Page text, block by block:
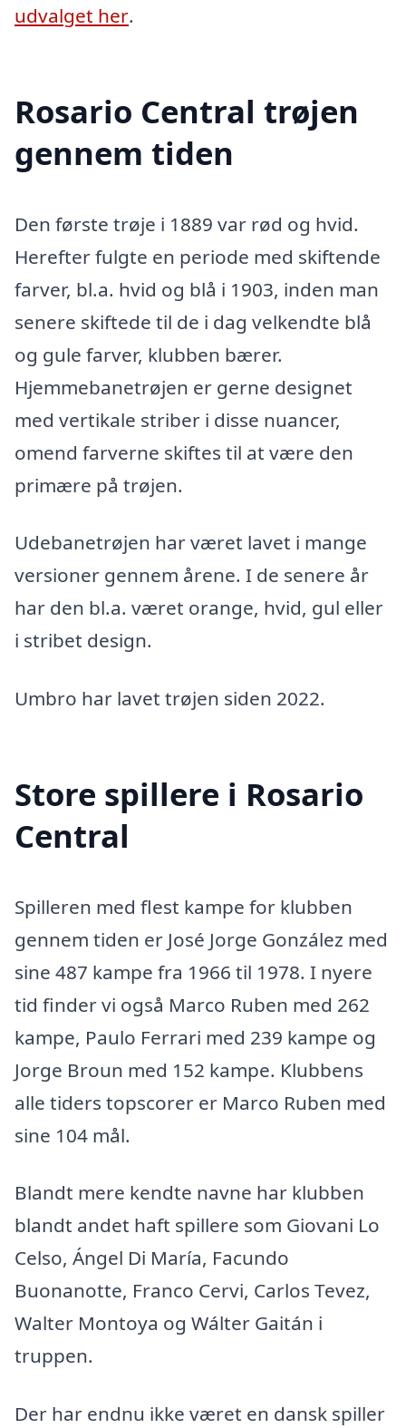
udvalget her.
Rosario Central trøjen
gennem tiden
Den første trøje i 1889 var rød og hvid.
Herefter fulgte en periode med skiftende
farver, bl.a. hvid og blå i 1903, inden man
senere skiftede til de i dag velkendte blå
og gule farver, klubben bærer.
Hjemmebanetrøjen er gerne designet
med vertikale striber i disse nuancer,
omend farverne skiftes til at være den
primære på trøjen.
Udebanetrøjen har været lavet i mange
versioner gennem årene. I de senere år
har den bl.a. været orange, hvid, gul eller
i stribet design.
Umbro har lavet trøjen siden 2022.
Store spillere i Rosario
Central
Spilleren med flest kampe for klubben
gennem tiden er José Jorge González med
sine 487 kampe fra 1966 til 1978. I nyere
tid finder vi også Marco Ruben med 262
kampe, Paulo Ferrari med 239 kampe og
Jorge Broun med 152 kampe. Klubbens
alle tiders topscorer er Marco Ruben med
sine 104 mål.
Blandt mere kendte navne har klubben
blandt andet haft spillere som Giovani Lo
Celso, Ángel Di María, Facundo
Buonanotte, Franco Cervi, Carlos Tevez,
Walter Montoya og Wálter Gaitán i
truppen.
Der har endnu ikke været en dansk spiller